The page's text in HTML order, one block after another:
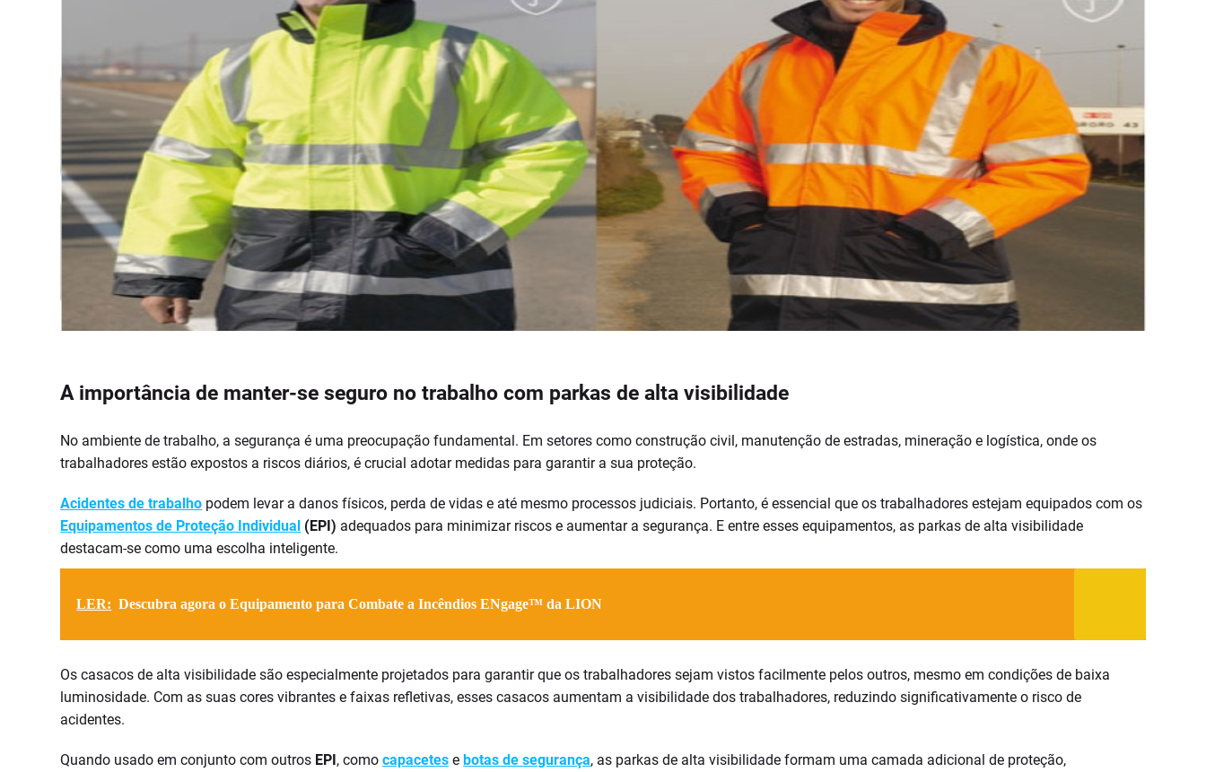
A importância de manter-se seguro no trabalho com parkas de alta visibilidade
No ambiente de trabalho, a segurança é uma preocupação fundamental. Em setores como construção civil, manutenção de estradas, mineração e logística, onde os
trabalhadores estão expostos a riscos diários, é crucial adotar medidas para garantir a sua proteção.
Acidentes de trabalho podem levar a danos físicos, perda de vidas e até mesmo processos judiciais. Portanto, é essencial que os trabalhadores estejam equipados com os
Equipamentos de Proteção Individual (EPI) adequados para minimizar riscos e aumentar a segurança. E entre esses equipamentos, as parkas de alta visibilidade
destacam-se como uma escolha inteligente.
LER: Descubra agora o Equipamento para Combate a Incêndios ENgage™ da LION
Os casacos de alta visibilidade são especialmente projetados para garantir que os trabalhadores sejam vistos facilmente pelos outros, mesmo em condições de baixa
luminosidade. Com as suas cores vibrantes e faixas refletivas, esses casacos aumentam a visibilidade dos trabalhadores, reduzindo significativamente o risco de
acidentes.
Quando usado em conjunto com outros EPI, comocapacetes ebotas de segurança, as parkas de alta visibilidade formam uma camada adicional de proteção,